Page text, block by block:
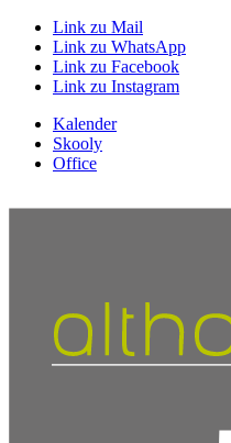
Link zu Mail
Link zu WhatsApp
Link zu Facebook
Link zu Instagram
Kalender
Skooly
Office